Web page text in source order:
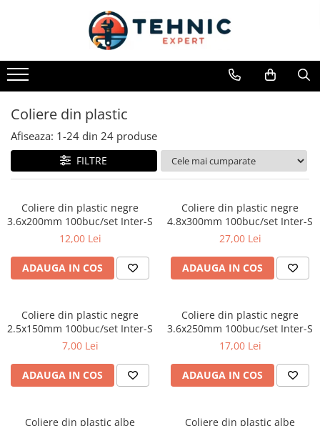
Toate Produsele
Accesorii pentru scule electrice
Accesorii pentru sculele pe aer
Alte accesorii pentru scule
electrice
Biti, prelungitoare si accesorii
Mixere pentru material
sabie
Perii sarma
Benzi adezive, avertizare si
reparatii
Benzi anti-alunecare
Benzi din aluminiu
Benzi duct tape
Benzi pentru zidarie
Coliere din plastic
Afiseaza: 1-24 din 24 produse
FILTRE
Coliere din plastic negre
3.6x200mm 100buc/set Inter-S
12,00 Lei
ADAUGA IN COS
Coliere din plastic negre
4.8x300mm 100buc/set Inter-S
27,00 Lei
ADAUGA IN COS
Coliere din plastic negre
2.5x150mm 100buc/set Inter-S
7,00 Lei
ADAUGA IN COS
Coliere din plastic negre
3.6x250mm 100buc/set Inter-S
17,00 Lei
ADAUGA IN COS
Coliere din plastic albe
Coliere din plastic albe